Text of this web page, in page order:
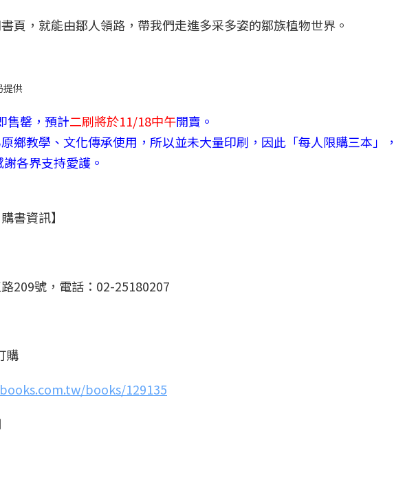
頁，就能由鄒人領路，帶我們走進多采多姿的鄒族植物世界。
提供
售罄，預計二刷將於11/18中午開賣。
鄉教學、文化傳承使用，所以並未大量印刷， 因此「每人限購三本」
各界支持愛護。
書資訊】
209號，電話：02-25180207
購
books/129135